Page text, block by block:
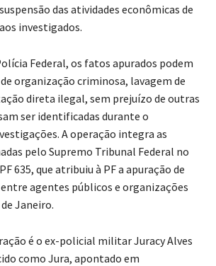
das atividades econômicas de
investigados.
Federal, os fatos apurados podem
organização criminosa, lavagem de
direta ilegal, sem prejuízo de outras
ser identificadas durante o
A operação integra as
pelo Supremo Tribunal Federal no
635, que atribuiu à PF a apuração de
agentes públicos e organizações
Janeiro.
é o ex-policial militar Juracy Alves
como Jura, apontado em